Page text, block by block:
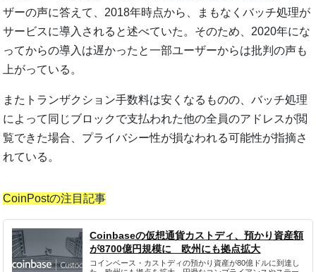
ザーの声に答えて、2018年時点から、まもなくバッチ処理が
サービスに導入されると述べていた。そのため、2020年にな
ってからの導入は遅かったと一部ユーザーからは批判の声も
上がっている。
またトランザクション手数料は安くなるものの、バッチ処理
によって同じブロックで支払われた他の全員のアドレスが閲
覧できた場合、プライバシー性が損なわれる可能性が指摘さ
れている。
CoinPostの注目記事
Coinbaseの仮想通貨カストディ、預かり資産額
が8700億円規模に 欧州にも拠点拡大
コインベース・カストディの預かり資産が80億ドルに到達し